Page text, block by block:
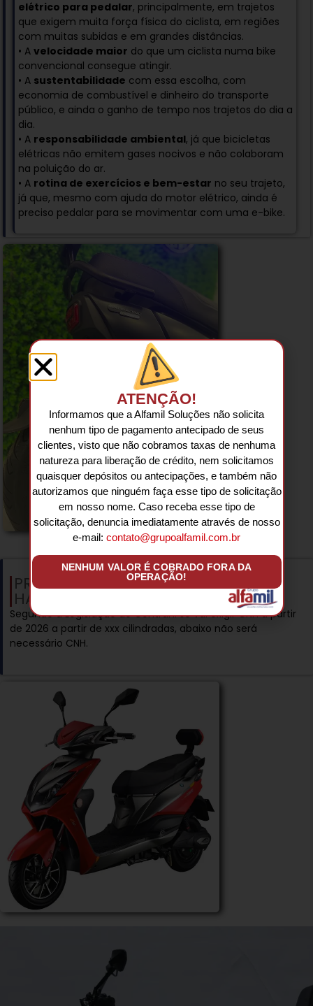
elétrico para pedalar, principalmente, em trajetos
que exigem muita força física do ciclista, em regiões
com muitas subidas e em grandes distâncias.
• A velocidade maior do que um ciclista numa bike
convencional consegue atingir.
• A sustentabilidade com essa escolha, com
economia de combustível e dinheiro do transporte
público, e ainda o ganho de tempo nos trajetos do dia a
dia.
• A responsabilidade ambiental, já que bicicletas
elétricas não emitem gases nocivos e não colaboram
na poluição do ar.
• A rotina de exercícios e bem-estar no seu trajeto,
já que, mesmo com ajuda do motor elétrico, ainda é
preciso pedalar para se movimentar com uma e-bike.
PRECISA OU NÃO DE CARTEIRA DE
HABILITAÇÃO?
Segundo a Legislação do Contran: só vai exigir CNH a partir
de 2026 a partir de xxx cilindradas, abaixo não será
necessário CNH.
ATENÇÃO!
Informamos que a Alfamil Soluções não solicita
nenhum tipo de pagamento antecipado de seus
clientes, visto que não cobramos taxas de nenhuma
natureza para liberação de crédito, nem solicitamos
quaisquer depósitos ou antecipações, e também não
autorizamos que ninguém faça esse tipo de solicitação
em nosso nome. Caso receba esse tipo de
solicitação, denuncia imediatamente através de nosso
e-mail: contato@grupoalfamil.com.br
NENHUM VALOR É COBRADO FORA DA
OPERAÇÃO!